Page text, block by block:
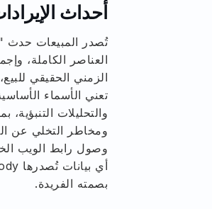
أحداث
العناصر الكاملة،
الزمني الحقيقي
والتحليلات
ومخاطر التخلي عن
وصول رابط الويب
بصمته الفريدة.